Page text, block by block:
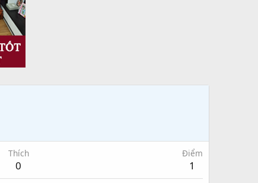
Thích
0
Điểm
1